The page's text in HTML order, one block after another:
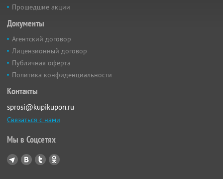
Прошедшие акции
Документы
Агентский договор
Лицензионный договор
Публичная оферта
Политика конфиденциальности
Контакты
sprosi@kupikupon.ru
Связаться с нами
Мы в Соцсетях